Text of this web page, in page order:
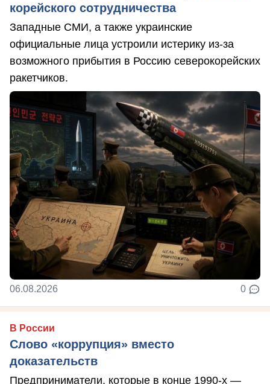
корейского сотрудничества
Западные СМИ, а также украинские
официальные лица устроили истерику из-за
возможного прибытия в Россию северокорейских
ракетчиков.
06.08.2026 0
В России
Слово «коррупция» вместо
доказательств
Предприниматели, которые в конце 1990-х —